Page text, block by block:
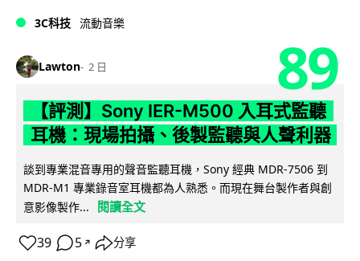
3C科技 流動音樂
Lawton 2 日 89
【評測】Sony IER-M500 入耳式監聽
耳機：現場拍攝、後製監聽與人聲利器
談到專業混音專用的聲音監聽耳機，Sony 經典 MDR-7506 到
MDR-M1 專業錄音室耳機都為人熟悉。而現在舞台製作者與創
意影像製作...
閱讀全文
39 5 ↗ 分享